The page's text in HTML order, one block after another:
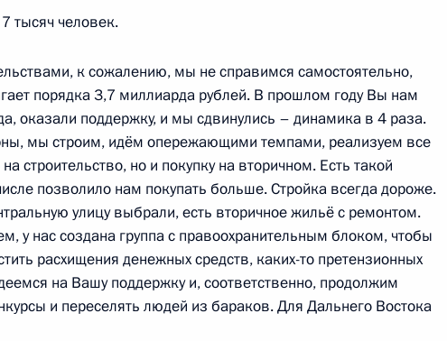
Москва, Кремль
участникам XXIII Сурдлимпийских летних
Алексеем Орловым
тысяч человек.
к сожалению, мы не справимся самостоятельно,
порядка 3,7 миллиарда рублей. В прошлом году Вы нам
оказали поддержку, и мы сдвинулись – динамика в 4 раза.
мы строим, идём опережающими темпами, реализуем все
строительство, но и покупку на вторичном. Есть такой
позволило нам покупать больше. Стройка всегда дороже.
улицу выбрали, есть вторичное жильё с ремонтом.
у нас создана группа с правоохранительным блоком, чтобы
расхищения денежных средств, каких-то претензионных
на Вашу поддержку и, соответственно, продолжим
и переселять людей из бараков. Для Дальнего Востока